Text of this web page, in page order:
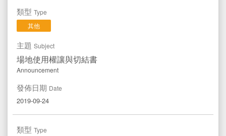
類型 Type
其他
主題 Subject
場地使用權讓與切結書
Announcement
發佈日期 Date
2019-09-24
類型 Type